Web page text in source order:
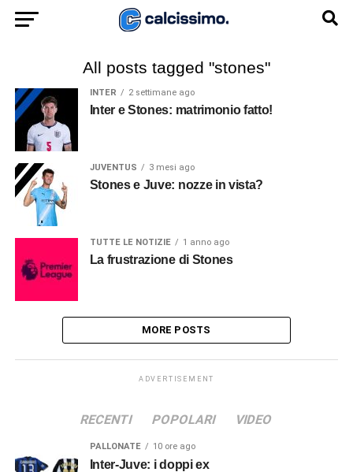
All posts tagged "stones"
INTER 2 settimane ago
Inter e Stones: matrimonio fatto!
JUVENTUS 3 mesi ago
Stones e Juve: nozze in vista?
TUTTE LE NOTIZIE 1 anno ago
La frustrazione di Stones
MORE POSTS
ADVERTISEMENT
RECENTI POPOLARI VIDEO
PALLONATE 10 ore ago
Inter-Juve: i doppi ex